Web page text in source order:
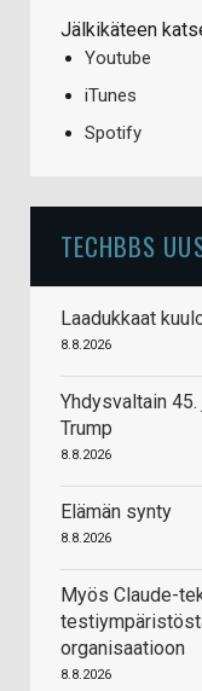
Jälkikäteen
Youtube
iTunes
Spotify
TECHBBS
Laadukkaat
8.8.2026
Yhdysvaltain
Trump
8.8.2026
Elämän synty
8.8.2026
Myös Claude-
organisaatioon
8.8.2026